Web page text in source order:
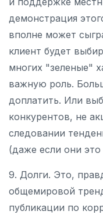
демонстрация
вполне может
клиент будет
многих "зеленые"
важную роль.
доплатить. Или
конкурентов, не
следовании
(даже если они
9. Долги. Это,
общемировой
публикации по